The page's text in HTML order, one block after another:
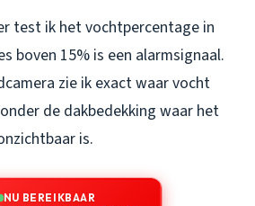
test ik het vochtpercentage in
boven 15% is een alarmsignaal.
zie ik exact waar vocht
de dakbedekking waar het
is.
NU BEREIKBAAR